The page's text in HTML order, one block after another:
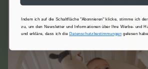
Indem ich auf die Schaltfläche "Abonnieren" klicke, stimme ich
zu, um den Newsletter und Informationen über Ihre Werbe- und
und erkläre, dass ich die Datenschutzbestimmungen gelesen